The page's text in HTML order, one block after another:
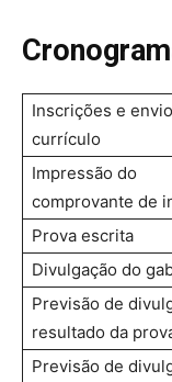
Inscrições e
currículo
Impressão do
comprovante de
Prova escrita
Divulgação do
Previsão de
resultado da
Previsão de